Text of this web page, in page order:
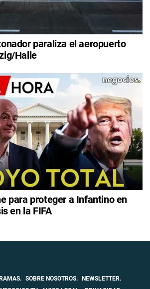
paraliza el aeropuerto
Halle
para proteger a Infantino en
en la FIFA
SOBRE NOSOTROS. NEWSLETTER.